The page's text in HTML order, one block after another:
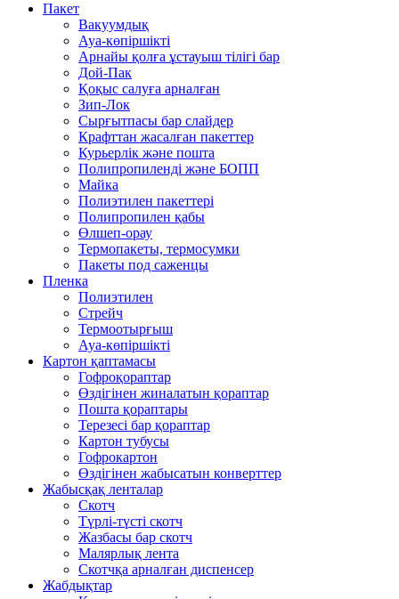
Пакет
Вакуумдық
Ауа-көпіршікті
Арнайы қолға ұстауыш тілігі бар
Дой-Пак
Қоқыс салуға арналған
Зип-Лок
Сырғытпасы бар слайдер
Крафттан жасалған пакеттер
Курьерлік және пошта
Полипропиленді және БОПП
Майка
Полиэтилен пакеттері
Полипропилен қабы
Өлшеп-орау
Термопакеты, термосумки
Пакеты под саженцы
Пленка
Полиэтилен
Стрейч
Термоотырғыш
Ауа-көпіршікті
Картон қаптамасы
Гофроқораптар
Өздігінен жиналатын қораптар
Пошта қораптары
Терезесі бар қораптар
Картон тубусы
Гофрокартон
Өздігінен жабысатын конверттер
Жабысқақ ленталар
Скотч
Түрлі-түсті скотч
Жазбасы бар скотч
Малярлық лента
Скотчқа арналған диспенсер
Жабдықтар